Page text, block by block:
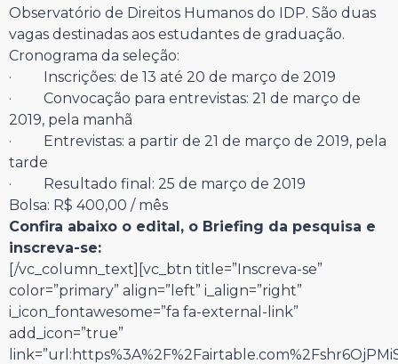
Observatório de Direitos Humanos do IDP. São duas
vagas destinadas aos estudantes de graduação.
Cronograma da seleção:
· Inscrições: de 13 até 20 de março de 2019
· Convocação para entrevistas: 21 de março de
2019, pela manhã
· Entrevistas: a partir de 21 de março de 2019, pela
tarde
· Resultado final: 25 de março de 2019
Bolsa: R$ 400,00 / mês
Confira abaixo o edital, o Briefing da pesquisa e
inscreva-se:
[/vc_column_text][vc_btn title=”Inscreva-se”
color=”primary” align=”left” i_align=”right”
i_icon_fontawesome=”fa fa-external-link”
add_icon=”true”